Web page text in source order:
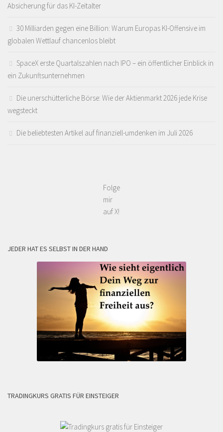
Absicherung für das KI-Zeitalter
30 Milliarden gegen eine Billion: Warum Europas KI-Offensive im
globalen Wettlauf chancenlos bleibt
SpaceX erste Quartalszahlen nach IPO – ein öffentlicher Einblick in
ein Zukunftsunternehmen
Die unerschütterliche Börse: Wie der Aktienmarkt 2026 jede Krise
wegsteckt
Die beliebtesten Artikel auf finanziell-umdenken im Juli 2026
Folge
mir
auf X!
JEDER HAT ES SELBST IN DER HAND
TRADINGKURS GRATIS FÜR EINSTEIGER